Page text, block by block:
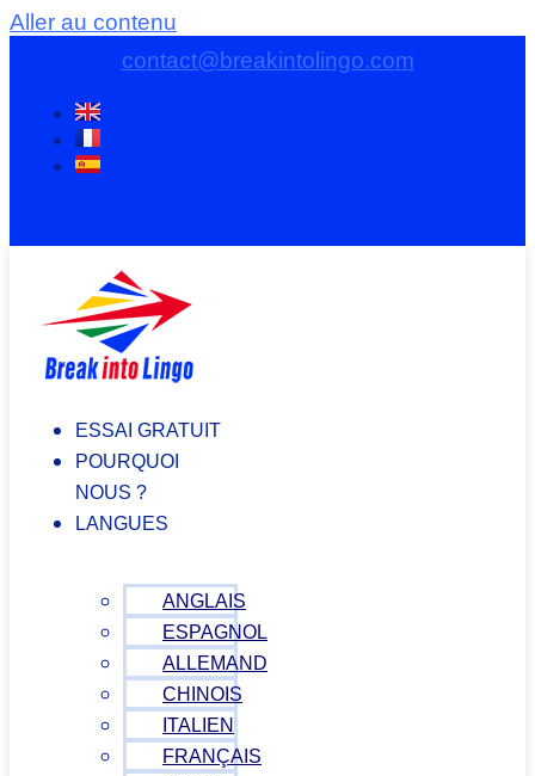
Aller au contenu
contact@breakintolingo.com
ESSAI GRATUIT
POURQUOI
NOUS ?
LANGUES
ANGLAIS
ESPAGNOL
ALLEMAND
CHINOIS
ITALIEN
FRANÇAIS